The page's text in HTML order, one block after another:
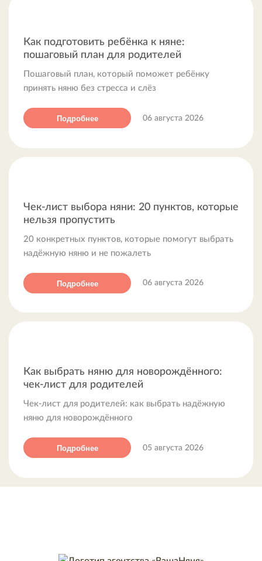
Как подготовить ребёнка к няне:
пошаговый план для родителей
Пошаговый план, который поможет ребёнку
принять няню без стресса и слёз
Подробнее 06 августа 2026
Чек-лист выбора няни: 20 пунктов, которые
нельзя пропустить
20 конкретных пунктов, которые помогут выбрать
надёжную няню и не пожалеть
Подробнее 06 августа 2026
Как выбрать няню для новорождённого:
чек-лист для родителей
Чек-лист для родителей: как выбрать надёжную
няню для новорождённого
Подробнее 05 августа 2026